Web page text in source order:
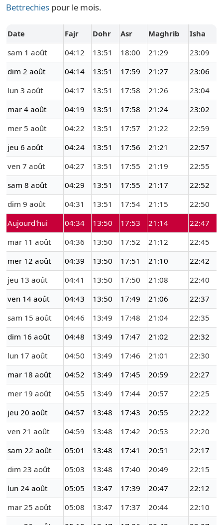
Bettrechies pour le mois.
Date Fajr Dohr Asr Maghrib
Isha
sam 1 août
04:12 13:51 18:00 21:29
23:09
dim 2 août
04:14 13:51 17:59 21:27
23:06
lun 3 août
04:17 13:51 17:58 21:26
23:04
mar 4 août
04:19 13:51 17:58 21:24
23:02
mer 5 août
04:22 13:51 17:57 21:22
22:59
jeu 6 août
04:24 13:51 17:56 21:21
22:57
ven 7 août
04:27 13:51 17:55 21:19
22:55
sam 8 août
04:29 13:51 17:55 21:17
22:52
dim 9 août
04:31 13:51 17:54 21:15
22:50
Aujourd'hui
04:34 13:50 17:53 21:14
22:47
mar 11 août
04:36 13:50 17:52 21:12
22:45
mer 12 août
04:39 13:50 17:51 21:10
22:42
jeu 13 août
04:41 13:50 17:50 21:08
22:40
ven 14 août
04:43 13:50 17:49 21:06
22:37
sam 15 août
04:46 13:49 17:48 21:04
22:35
dim 16 août
04:48 13:49 17:47 21:02
22:32
lun 17 août
04:50 13:49 17:46 21:01
22:30
mar 18 août
04:52 13:49 17:45 20:59
22:27
mer 19 août
04:55 13:49 17:44 20:57
22:25
jeu 20 août
04:57 13:48 17:43 20:55
22:22
ven 21 août
04:59 13:48 17:42 20:53
22:20
sam 22 août
05:01 13:48 17:41 20:51
22:17
dim 23 août
05:03 13:48 17:40 20:49
22:15
lun 24 août
05:05 13:47 17:39 20:47
22:12
mar 25 août
05:08 13:47 17:37 20:44
22:10